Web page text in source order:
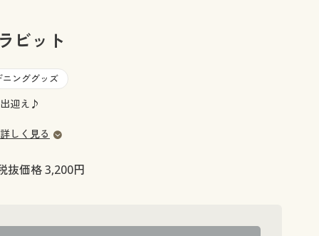
ア・ティーンズ下着
ビット
ニンググッズ
迎え♪
しく見る
抜価格 3,200円